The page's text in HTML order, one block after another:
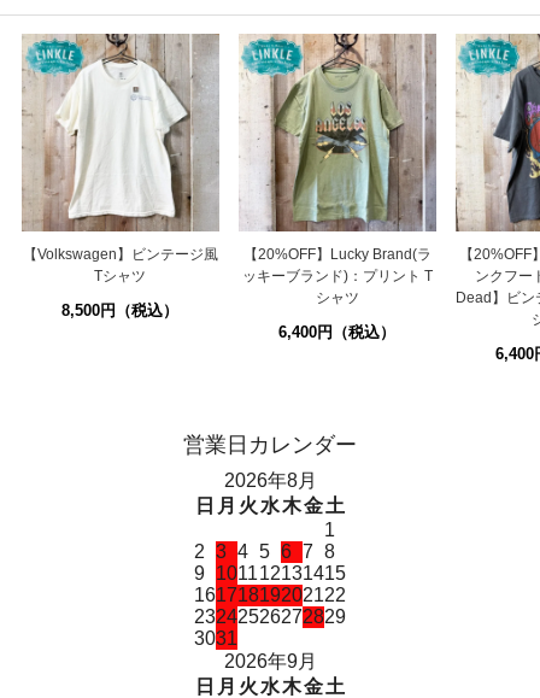
【Volkswagen】ビンテージ風
Tシャツ
8,500円（税込）
【20%OFF】Lucky Brand(ラ
ッキーブランド)：プリント T
シャツ
6,400円（税込）
【
ンクフー
Dead】ビン
6,400
営業日カレンダー
2026年8月
日 月 火 水木金土
1
2 3 4 5 6 7 8
9 101112131415
16171819202122
23242526272829
3031
2026年9月
日 月 火 水木金土